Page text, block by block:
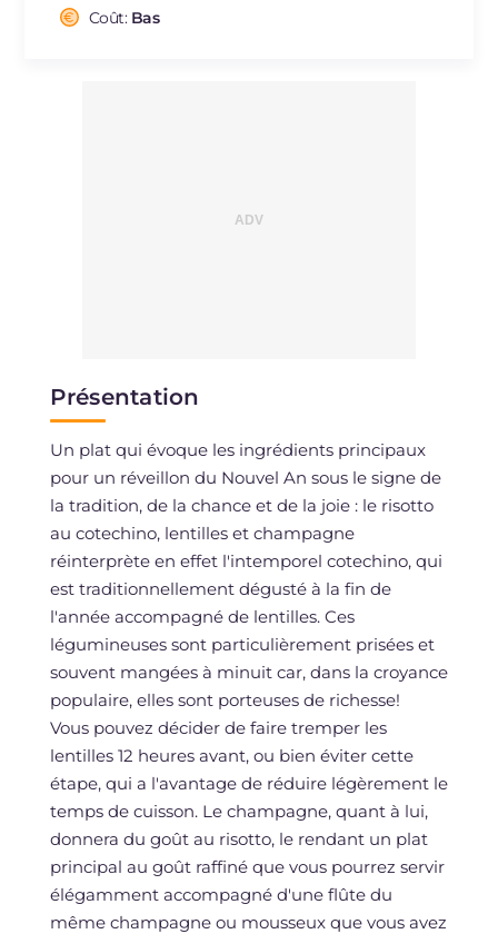
Cholestérol
Coût: Bas
Présentation
Un plat qui évoque les ingrédients principaux
pour un réveillon du Nouvel An sous le signe de
la tradition, de la chance et de la joie : le risotto
au cotechino, lentilles et champagne
réinterprète en effet l'intemporel cotechino, qui
est traditionnellement dégusté à la fin de
l'année accompagné de lentilles. Ces
légumineuses sont particulièrement prisées et
souvent mangées à minuit car, dans la croyance
populaire, elles sont porteuses de richesse!
Vous pouvez décider de faire tremper les
lentilles 12 heures avant, ou bien éviter cette
étape, qui a l'avantage de réduire légèrement le
temps de cuisson. Le champagne, quant à lui,
donnera du goût au risotto, le rendant un plat
principal au goût raffiné que vous pourrez servir
élégamment accompagné d'une flûte du
même champagne ou mousseux que vous avez